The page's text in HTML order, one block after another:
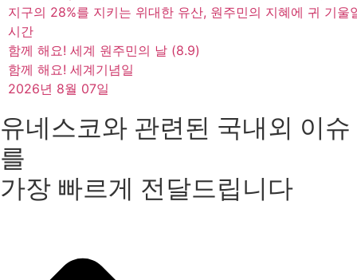
지구의 28%를 지키는 위대한 유산, 원주민의 지혜에 귀 기울
시간
함께 해요! 세계 원주민의 날 (8.9)
함께 해요! 세계기념일
2026년 8월 07일
유네스코와 관련된 국내외 이슈
를
가장 빠르게 전달드립니다